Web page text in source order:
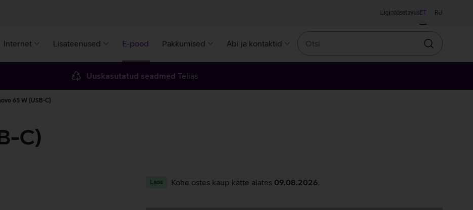
LigipääsetavusET RU
Internet Lisateenused E-pood Pakkumised Abi ja kontaktid
Otsin
Uuskasutatud seadmed Telias
65 W (USB-C)
C)
Laos Kohe ostes kaup kätte alates 09.08.2026